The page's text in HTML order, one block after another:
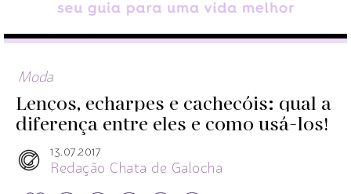
Moda
Lenços, echarpes e cachecóis: qual a
diferença entre eles e como usá-los!
13.07.2017
Redação Chata de Galocha